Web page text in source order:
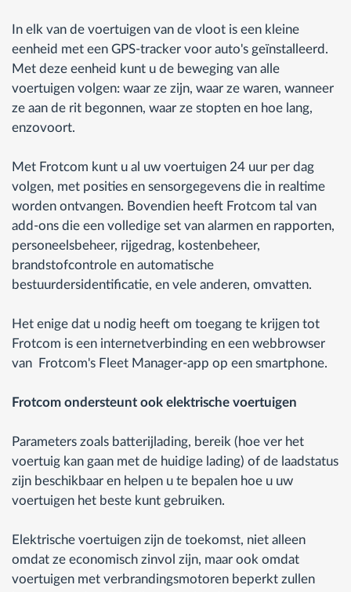
In elk van de voertuigen van de vloot is een kleine
eenheid met een GPS-tracker voor auto's geïnstalleerd.
Met deze eenheid kunt u de beweging van alle
voertuigen volgen: waar ze zijn, waar ze waren, wanneer
ze aan de rit begonnen, waar ze stopten en hoe lang,
enzovoort.
Met Frotcom kunt u al uw voertuigen 24 uur per dag
volgen, met posities en sensorgegevens die in realtime
worden ontvangen. Bovendien heeft Frotcom tal van
add-ons die een volledige set van alarmen en rapporten,
personeelsbeheer, rijgedrag, kostenbeheer,
brandstofcontrole en automatische
bestuurdersidentificatie, en vele anderen, omvatten.
Het enige dat u nodig heeft om toegang te krijgen tot
Frotcom is een internetverbinding en een webbrowser
van Frotcom's Fleet Manager-app op een smartphone.
Frotcom ondersteunt ook elektrische voertuigen
Parameters zoals batterijlading, bereik (hoe ver het
voertuig kan gaan met de huidige lading) of de laadstatus
zijn beschikbaar en helpen u te bepalen hoe u uw
voertuigen het beste kunt gebruiken.
Elektrische voertuigen zijn de toekomst, niet alleen
omdat ze economisch zinvol zijn, maar ook omdat
voertuigen met verbrandingsmotoren beperkt zullen